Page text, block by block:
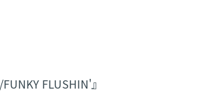
FLUSHIN'』